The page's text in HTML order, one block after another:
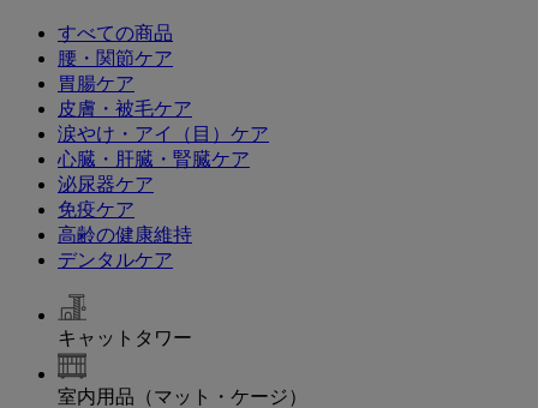
すべての商品
腰・関節ケア
胃腸ケア
皮膚・被毛ケア
涙やけ・アイ（目）ケア
心臓・肝臓・腎臓ケア
泌尿器ケア
免疫ケア
高齢の健康維持
デンタルケア
キャットタワー
室内用品（マット・ケージ）